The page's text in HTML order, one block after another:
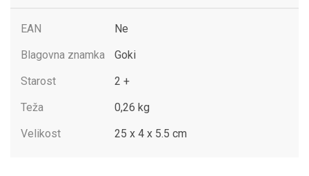
EAN
Ne
Blagovna znamka
Goki
Starost
2 +
Teža
0,26 kg
Velikost
25 x 4 x 5.5 cm